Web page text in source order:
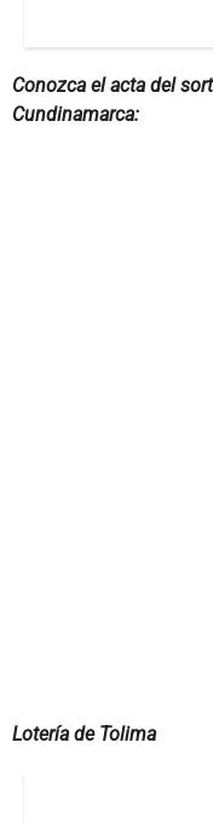
Conozca el acta del
Cundinamarca:
Lotería de Tolima